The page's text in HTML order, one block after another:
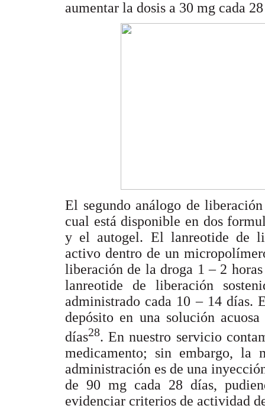
aumentar la dosis a 30 mg cada
El segundo análogo de
cual está disponible en dos
y el autogel. El lanreotide de
activo dentro de un
liberación de la droga 1 – 2
lanreotide de liberación
administrado cada 10 – 14 días.
depósito en una solución
días28. En nuestro servicio
medicamento; sin embargo, la
administración es de una
de 90 mg cada 28 días,
evidenciar criterios de actividad